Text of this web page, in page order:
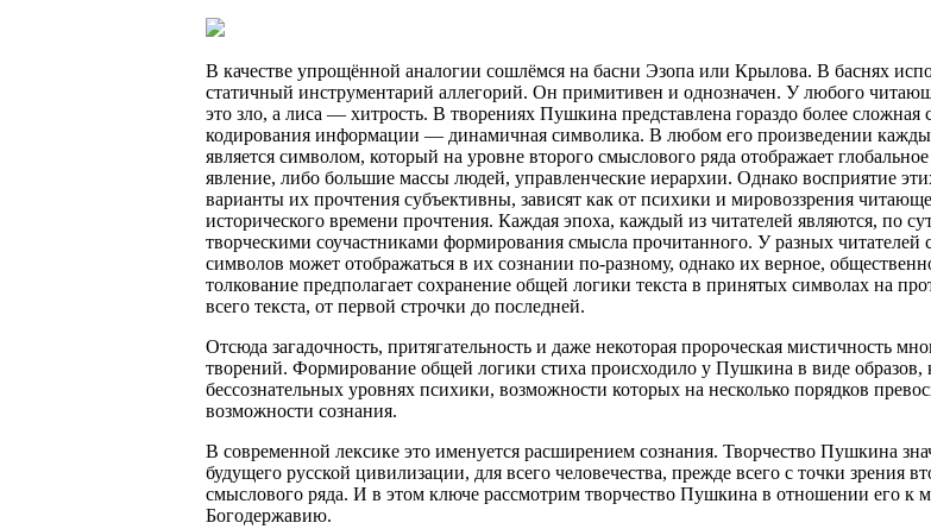
В качестве упрощённой аналогии сошлёмся на басни Эзопа или Крылова. В баснях
статичный инструментарий аллегорий. Он примитивен и однозначен. У любого
это зло, а лиса — хитрость. В творениях Пушкина представлена гораздо более сложная
кодирования информации — динамичная символика. В любом его произведении
является символом, который на уровне второго смыслового ряда отображает
явление, либо большие массы людей, управленческие иерархии. Однако восприятие
варианты их прочтения субъективны, зависят как от психики и мировоззрения
исторического времени прочтения. Каждая эпоха, каждый из читателей являются, по
творческими соучастниками формирования смысла прочитанного. У разных читателей
символов может отображаться в их сознании по-разному, однако их верное,
толкование предполагает сохранение общей логики текста в принятых символах на
всего текста, от первой строчки до последней.
Отсюда загадочность, притягательность и даже некоторая пророческая мистичность
творений. Формирование общей логики стиха происходило у Пушкина в виде образов,
бессознательных уровнях психики, возможности которых на несколько порядков
возможности сознания.
В современной лексике это именуется расширением сознания. Творчество Пушкина
будущего русской цивилизации, для всего человечества, прежде всего с точки зрения
смыслового ряда. И в этом ключе рассмотрим творчество Пушкина в отношении его к
Богодержавию.